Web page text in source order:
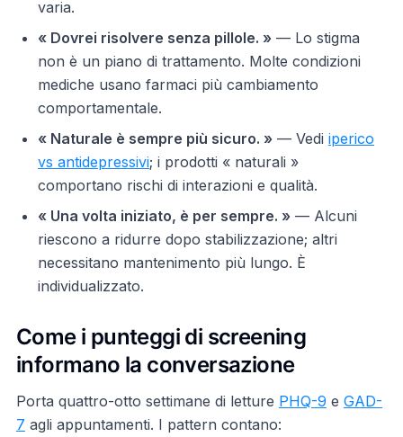
varia.
« Dovrei risolvere senza pillole. » — Lo stigma
non è un piano di trattamento. Molte condizioni
mediche usano farmaci più cambiamento
comportamentale.
« Naturale è sempre più sicuro. » — Vedi iperico
vs antidepressivi; i prodotti « naturali »
comportano rischi di interazioni e qualità.
« Una volta iniziato, è per sempre. » — Alcuni
riescono a ridurre dopo stabilizzazione; altri
necessitano mantenimento più lungo. È
individualizzato.
Come i punteggi di screening
informano la conversazione
Porta quattro-otto settimane di letture PHQ-9 e GAD-
7 agli appuntamenti. I pattern contano: